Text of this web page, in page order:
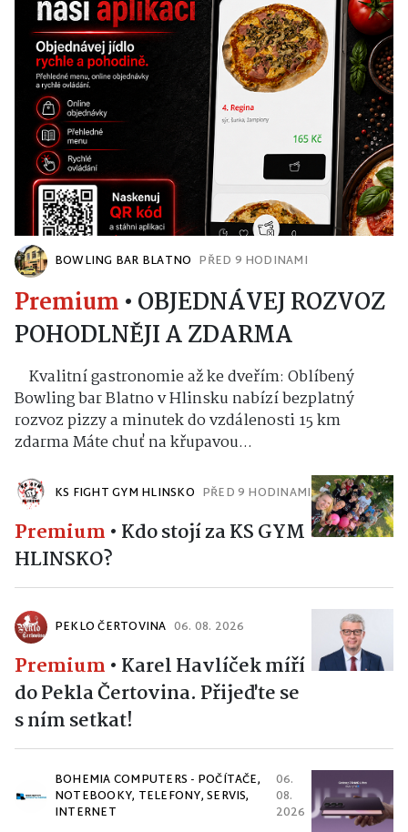
BOWLING BAR BLATNO PŘED 9 HODINAMI
Premium • OBJEDNÁVEJ ROZVOZ
POHODLNĚJI A ZDARMA
Kvalitní gastronomie až ke dveřím: Oblíbený
Bowling bar Blatno v Hlinsku nabízí bezplatný
rozvoz pizzy a minutek do vzdálenosti 15 km
zdarma Máte chuť na křupavou...
KS FIGHT GYM HLINSKO PŘED 9 HODINAMI
Premium • Kdo stojí za KS GYM
HLINSKO?
PEKLO ČERTOVINA 06. 08. 2026
Premium • Karel Havlíček míří
do Pekla Čertovina. Přijeďte se
s ním setkat!
BOHEMIA COMPUTERS - POČÍTAČE,
NOTEBOOKY, TELEFONY, SERVIS,
INTERNET
06.
08.
2026